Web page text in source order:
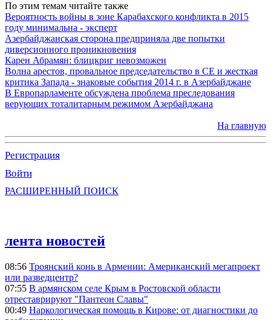
По этим темам читайте также
Вероятность войны в зоне Карабахского конфликта в 2015
году минимальна - эксперт
Азербайджанская сторона предприняла две попытки
диверсионного проникновения
Карен Абрамян: блицкриг невозможен
Волна арестов, провальное председательство в СЕ и жесткая
критика Запада - знаковые события 2014 г. в Азербайджане
В Европарламенте обсуждена проблема преследования
верующих тоталитарным режимом Азербайджана
На главную
Регистрация
Войти
РАСШИРЕННЫЙ ПОИСК
лента новостей
08:56 Троянский конь в Армении: Американский мегапроект
или разведцентр?
07:55 В армянском селе Крым в Ростовской области
отреставрируют "Пантеон Славы"
00:49 Наркологическая помощь в Кирове: от диагностики до